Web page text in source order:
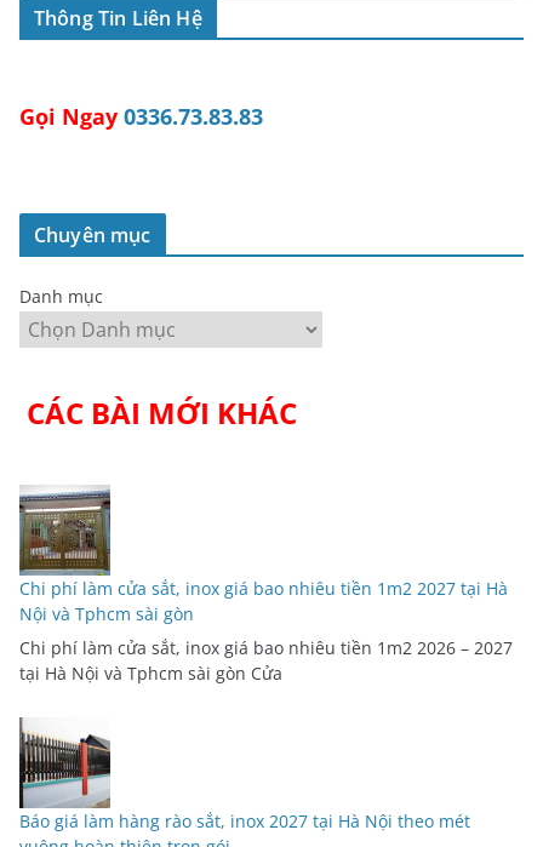
Thông Tin Liên Hệ
Gọi Ngay 0336.73.83.83
Chuyên mục
Danh mục
CÁC BÀI MỚI KHÁC
Chi phí làm cửa sắt, inox giá bao nhiêu tiền 1m2 2027 tại Hà
Nội và Tphcm sài gòn
Chi phí làm cửa sắt, inox giá bao nhiêu tiền 1m2 2026 – 2027
tại Hà Nội và Tphcm sài gòn Cửa
Báo giá làm hàng rào sắt, inox 2027 tại Hà Nội theo mét